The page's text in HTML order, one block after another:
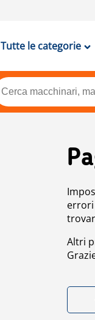
Tutte le categorie
errori
Altri